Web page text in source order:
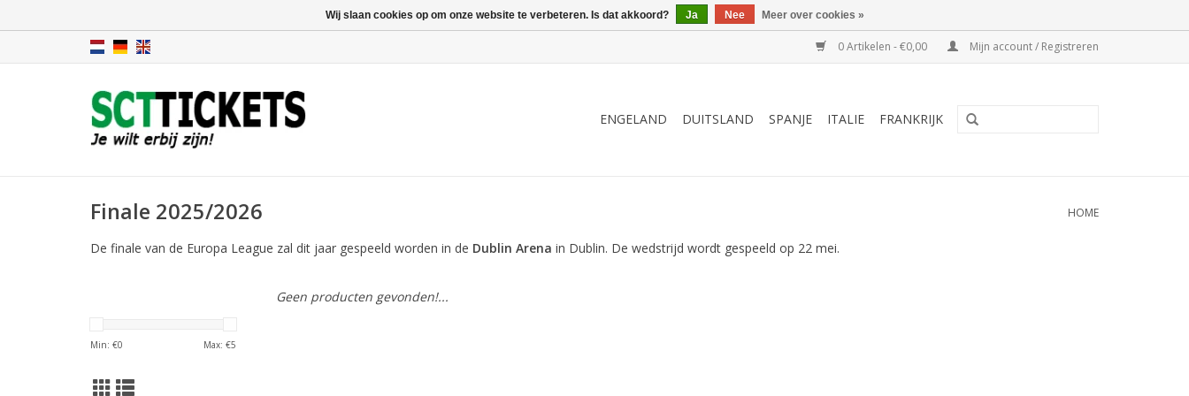
0 Artikelen - €0,00 Mijn account / Registreren
ENGELAND DUITSLAND SPANJE ITALIE FRANKRIJK
Finale 2025/2026 HOME
De finale van de Europa League zal dit jaar gespeeld worden in de Dublin Arena in Dublin. De wedstrijd wordt gespeeld op 22 mei.
Min: €0 Max: €5
Geen producten gevonden!...
Wij slaan cookies op om onze website te verbeteren. Is dat akkoord? Ja Nee Meer over cookies »